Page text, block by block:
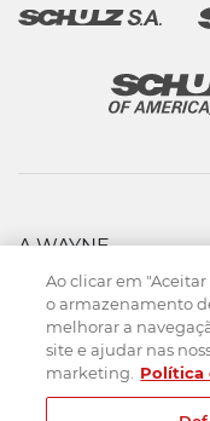
A WAYNE
PRODUTOS
FORÇA DE VENDAS
ASSISTÊNCIA
DOWNLOADS
CONTATO
Ao clicar em
o armazenamento
melhorar a
site e ajudar nas
marketing.
Política